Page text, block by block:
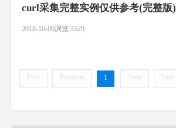
curl采集完整实例仅供参考(完整版)
2018-10-06浏览 3529
First Previous 1 Next Last